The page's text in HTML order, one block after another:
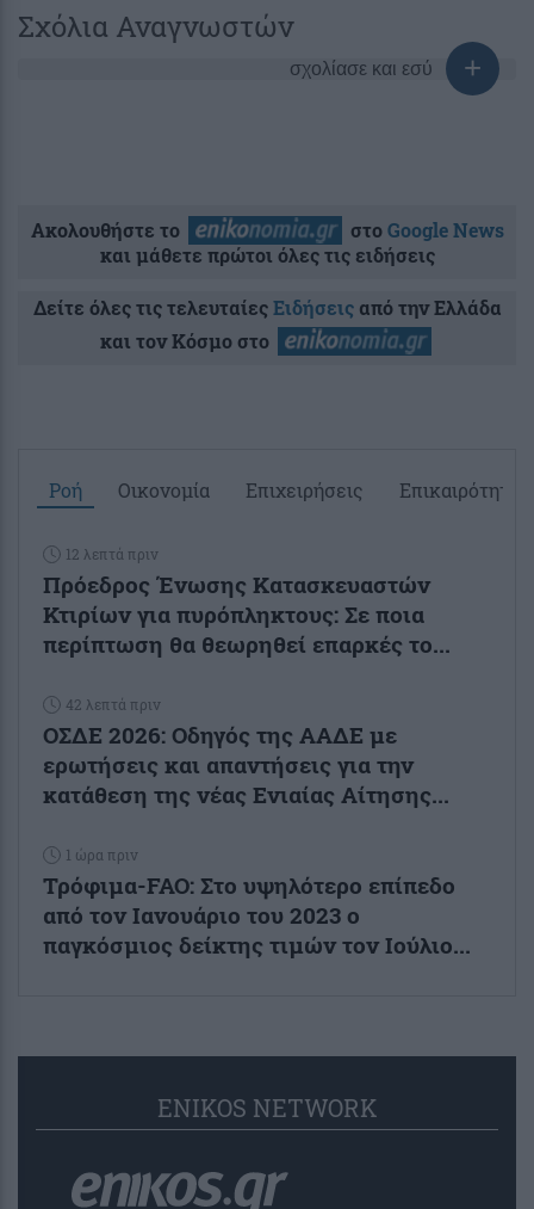
Σχόλια Αναγνωστών
σχολίασε και εσύ
Ακολουθήστε το στοGoogle News
και μάθετε πρώτοι όλες τις ειδήσεις
Δείτε όλες τις τελευταίεςΕιδήσειςαπό την Ελλάδα
και τον Κόσμο στο
Ροή Οικονομία Επιχειρήσεις Επικαιρότητα
12 λεπτά πριν
Πρόεδρος Ένωσης Κατασκευαστών
Κτιρίων για πυρόπληκτους: Σε ποια
περίπτωση θα θεωρηθεί επαρκές το...
42 λεπτά πριν
ΟΣΔΕ 2026: Οδηγός της ΑΑΔΕ με
ερωτήσεις και απαντήσεις για την
κατάθεση της νέας Ενιαίας Αίτησης...
1 ώρα πριν
Τρόφιμα-FAO: Στο υψηλότερο επίπεδο
από τον Ιανουάριο του 2023 o
παγκόσμιος δείκτης τιμών τον Ιούλιο...
ENIKOS NETWORK